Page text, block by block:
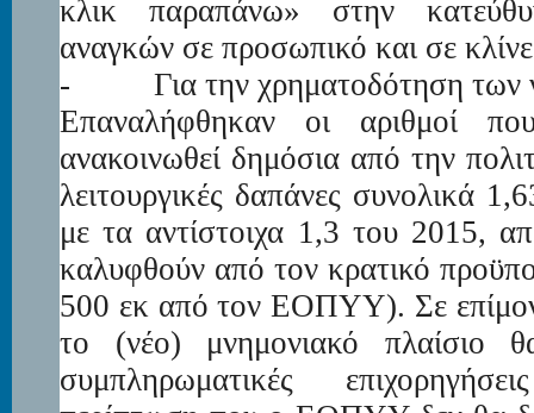
κλικ παραπάνω» στην
αναγκών σε προσωπικό και σε
- Για την χρηματοδότηση των
Επαναλήφθηκαν οι αριθμοί
ανακοινωθεί δημόσια από την
λειτουργικές δαπάνες συνολικά
με τα αντίστοιχα 1,3 του 2015,
καλυφθούν από τον κρατικό
500 εκ από τον ΕΟΠΥΥ). Σε
το (νέο) μνημονιακό πλαίσιο
συμπληρωματικές